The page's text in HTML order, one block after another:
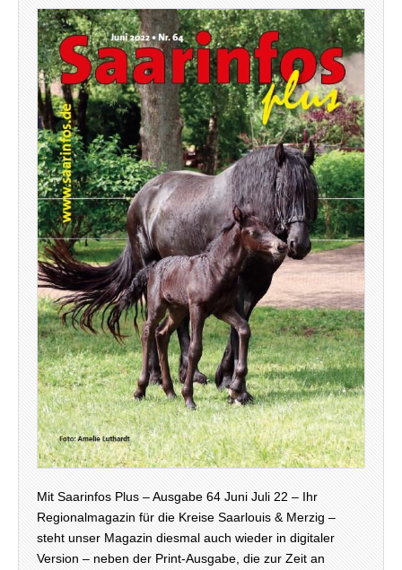
Mit Saarinfos Plus – Ausgabe 64 Juni Juli 22 – Ihr
Regionalmagazin für die Kreise Saarlouis & Merzig –
steht unser Magazin diesmal auch wieder in digitaler
Version – neben der Print-Ausgabe, die zur Zeit an